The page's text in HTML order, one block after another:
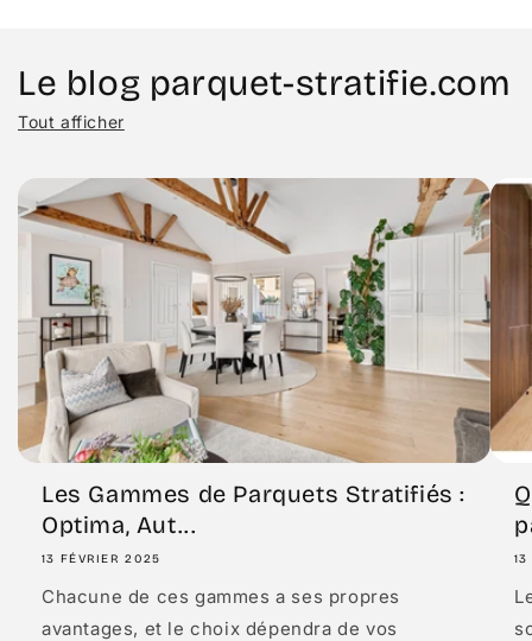
Le blog parquet-stratifie.com
Tout afficher
Les Gammes de Parquets Stratifiés :
Optima, Aut...
13 FÉVRIER 2025
Chacune de ces gammes a ses propres
avantages, et le choix dépendra de vos